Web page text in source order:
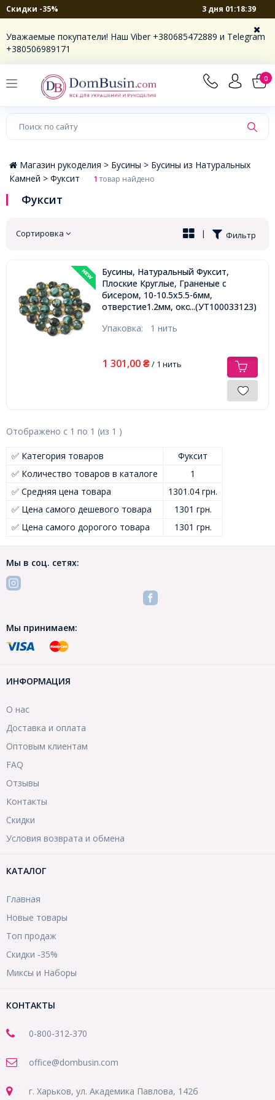
Скидки -35% 3 дня 01:18:39
Уважаемые покупатели! Наш Viber +380685472889 и Telegram
+380506989171
0
×
Магазин рукоделия > Бусины > Бусины из Натуральных
Камней > Фуксит 1товар найдено
Фуксит
Сортировка Фильтр
|
Бусины, Натуральный Фуксит,
Плоские Круглые, Граненые с
бисером, 10-10.5х5.5-6мм,
отверстие1.2мм, около...(УТ100033123)
Упаковка: 1 нить
1 301,00 ₴/ 1 нить
Отображено с 1 по 1 (из 1 )
✅ Категория товаров
Фуксит
✅ Количество товаров в каталоге
1
✅ Средняя цена товара
1301.04 грн.
✅ Цена самого дешевого товара
1301 грн.
✅ Цена самого дорогого товара
1301 грн.
Мы в соц. сетях:
Мы принимаем:
ИНФОРМАЦИЯ
О нас
Доставка и оплата
Оптовым клиентам
FAQ
Отзывы
Контакты
Скидки
Условия возврата и обмена
КАТАЛОГ
Главная
Новые товары
Топ продаж
Скидки -35%
Миксы и Наборы
КОНТАКТЫ
0-800-312-370
office@dombusin.com
г. Харьков, ул. Академика Павлова, 142б